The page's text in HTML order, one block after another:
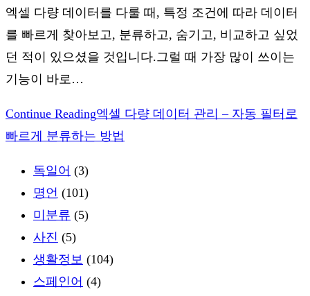
엑셀 다량 데이터를 다룰 때, 특정 조건에 따라 데이터
를 빠르게 찾아보고, 분류하고, 숨기고, 비교하고 싶었
던 적이 있으셨을 것입니다.그럴 때 가장 많이 쓰이는
기능이 바로…
Continue Reading엑셀 다량 데이터 관리 – 자동 필터로
빠르게 분류하는 방법
독일어 (3)
명언 (101)
미분류 (5)
사진 (5)
생활정보 (104)
스페인어 (4)